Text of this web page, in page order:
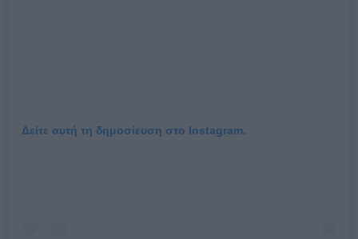
Δείτε αυτή τη δημοσίευση στο Instagram.